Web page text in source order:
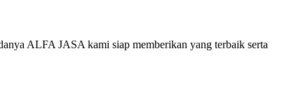
ALFA JASA kami siap memberikan yang terbaik serta